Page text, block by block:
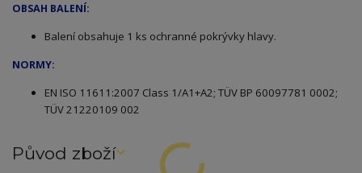
OBSAH BALENÍ:
Balení obsahuje 1 ks ochranné pokrývky hlavy.
NORMY:
EN ISO 11611:2007 Class 1/A1+A2; TÜV BP 60097781 0002;
TÜV 21220109 002
Původ zboží